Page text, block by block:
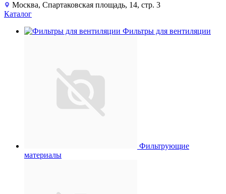
Москва, Спартаковская площадь, 14, стр. 3
Каталог
Фильтры для вентиляции
Фильтрующие
материалы